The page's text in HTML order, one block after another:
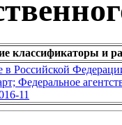
классификаторы и
в Российской
Федеральное
11